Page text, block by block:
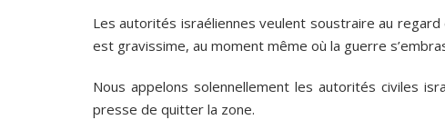
Les autorités israéliennes veulent soustraire au
est gravissime, au moment même où la guerre
Nous appelons solennellement les autorités civiles
presse de quitter la zone.